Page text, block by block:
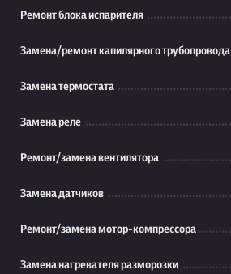
Ремонт блока испарителя
Замена/ремонт капилярного трубопровода
Замена термостата
Замена реле
Ремонт/замена вентилятора
Замена датчиков
Ремонт/замена мотор-компрессора
Замена нагревателя разморозки